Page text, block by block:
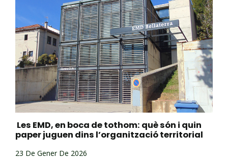
Les EMD, en boca de tothom: què són i quin
paper juguen dins l’organització territorial
23 De Gener De 2026